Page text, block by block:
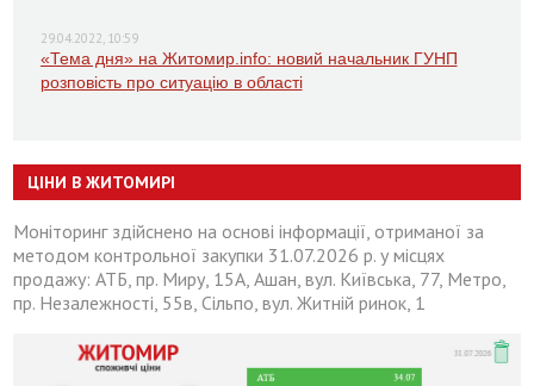
29.04.2022, 10:59
«Тема дня» на Житомир.info: новий начальник ГУНП
розповість про ситуацію в області
ЦІНИ В ЖИТОМИРІ
Моніторинг здійснено на основі інформації, отриманої за
методом контрольної закупки 31.07.2026 р. у місцях
продажу: АТБ, пр. Миру, 15А, Ашан, вул. Київська, 77, Метро,
пр. Незалежності, 55в, Сільпо, вул. Житній ринок, 1